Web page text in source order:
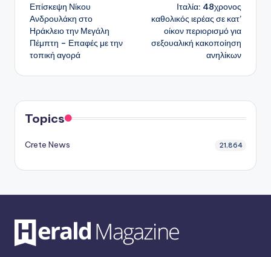
δημοσιεύσεων
Επίσκεψη Νίκου
Ανδρουλάκη στο
Ηράκλειο την Μεγάλη
Πέμπτη – Επαφές με την
τοπική αγορά
Ιταλία: 48χρονος
καθολικός ιερέας σε κατ’
οίκον περιορισμό για
σεξουαλική κακοποίηση
ανηλίκων
Topics
Crete News 21,864